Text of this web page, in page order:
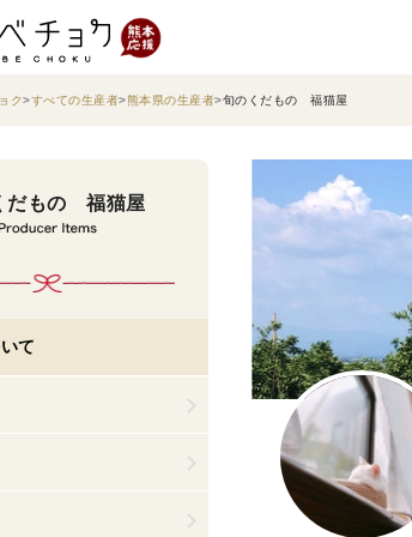
ク すべての生産者 熊本県の生産者 旬のくだもの 福猫屋
だもの 福猫屋
て